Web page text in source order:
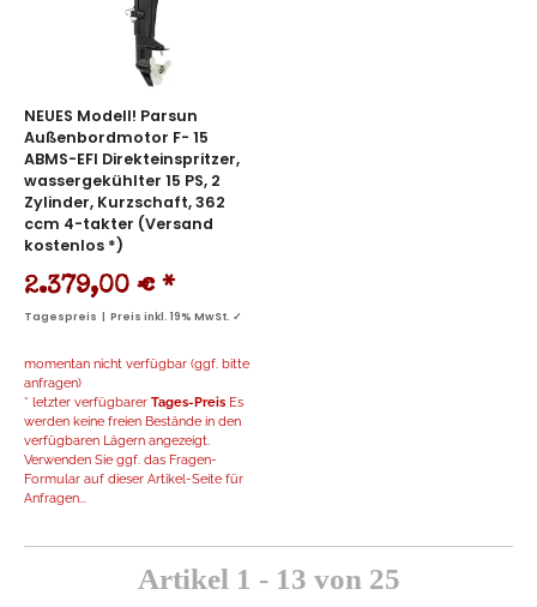
NEUES Modell! Parsun
Außenbordmotor F- 15
ABMS-EFI Direkteinspritzer,
wassergekühlter 15 PS, 2
Zylinder, Kurzschaft, 362
ccm 4-takter (Versand
kostenlos *)
2.379,00 € *
Tagespreis | Preis inkl. 19% MwSt. ✓
momentan nicht verfügbar (ggf. bitte
anfragen)
* letzter verfügbarer Tages-Preis Es
werden keine freien Bestände in den
verfügbaren Lägern angezeigt.
Verwenden Sie ggf. das Fragen-
Formular auf dieser Artikel-Seite für
Anfragen...
Artikel 1 - 13 von 25